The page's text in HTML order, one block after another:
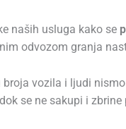
naših usluga kako se
odvozom granja
broja vozila i ljudi
se ne sakupi i